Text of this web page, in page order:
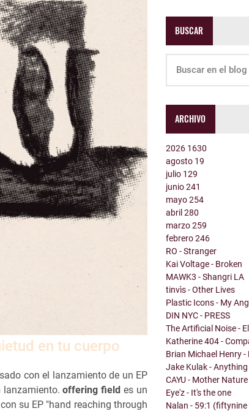
en tu cuerpo
con el lanzamiento de un EP
lanzamiento. offering field es un
su EP "hand reaching through
BUSCAR
ARCHIVO
2026 1630
agosto 19
julio 129
junio241
mayo254
abril280
marzo259
febrero246
RO - Stranger
Kai Voltage - Broken
MAWK3 - Shangri LA
tinvìs - Other Lives
Plastic Icons - My
DIN NYC - PRESS
The Artificial Noise -
Katherine 404 -
Brian Michael Henry -
Jake Kulak -
CAYU - Mother Nature
Eye'z - It's the one
Nalan - 59:1 (fiftynine